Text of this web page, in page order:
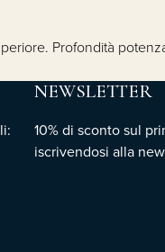
Profondità
NEWSLETTER
10% di sconto sul
iscrivendosi alla